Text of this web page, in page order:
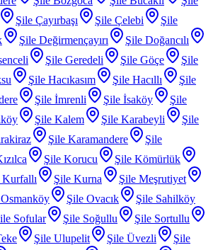
Şile Çayırbaşı Şile Çelebi
Şile
Şile Değirmençayırı
Şile Doğancılı
Şile Geredeli Şile Göçe
Şile
Şile Hacıkasım Şile Hacıllı
Şile
Şile İmrenli Şile İsaköy
Şile
Şile Kalem Şile Karabeyli
Şile
Şile Karamandere
Şile
Şile Korucu
Şile Kömürlük
Kurfallı Şile Kurna
Şile Meşrutiyet
Şile Ovacık
Şile Sahilköy
Sofular Şile Soğullu
Şile Sortullu
Şile Ulupelit Şile Üvezli
Şile